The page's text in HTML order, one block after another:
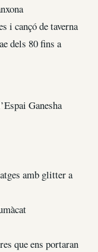
i cançó de taverna
dels 80 fins a
Ganesha
amb glitter a
que ens portaran